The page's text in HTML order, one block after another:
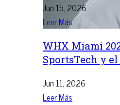
Jun 15, 2026
Leer Más
WHX Miami
SportsTech y
Jun 11, 2026
Leer Más